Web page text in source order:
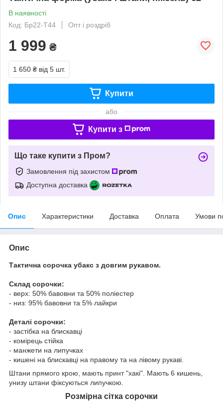
В наявності
Код: Бр22-Т44
Опт і роздріб
1 999 ₴
1 650 ₴ від 5 шт.
Купити
або
Купити з
Що таке купити з Пром?
Замовлення під захистом
Доступна доставка
Опис Характеристики Доставка Оплата Умови
Опис
Тактична сорочка убакс з довгим рукавом.
Склад сорочки:
- верх: 50% бавовни та 50% поліестер
- низ: 95% бавовни та 5% лайкри
Деталі сорочки:
- застібка на блискавці
- комірець стійка
- манжети на липучках
- кишені на блискавці на правому та на лівому рукаві.
Штани прямого крою, мають принт "хакі". Мають 6 кишень,
унизу штани фіксуються липучкою.
Розмірна сітка сорочки